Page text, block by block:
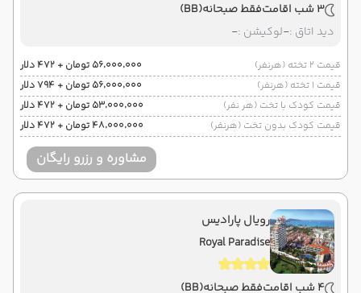
3 شب اقامت فقط صبحانه(BB)
دید اتاق :-لوکیشن :-
قیمت 2 تخته (هرنفر)
۵۶٬۰۰۰٬۰۰۰ تومان + ۴۷۲ دلار
قیمت 1 تخته (هرنفر)
۵۶٬۰۰۰٬۰۰۰ تومان + ۷۹۴ دلار
قیمت کودک با تخت (هر نفر)
۵۳٬۰۰۰٬۰۰۰ تومان + ۴۷۲ دلار
قیمت کودک بدون تخت (هرنفر)
۴۸٬۰۰۰٬۰۰۰ تومان + ۴۷۲ دلار
مشاوره و رزرو رایگان
رویال پارادیس
Royal Paradise
4 شب اقامت فقط صبحانه(BB)